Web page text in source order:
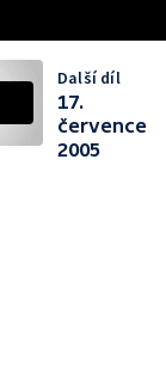
Další díl
17.
července
2005